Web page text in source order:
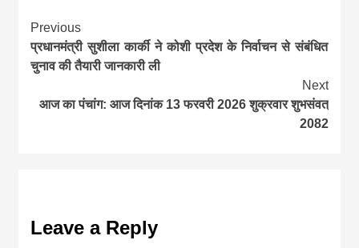
Continue
Reading
Previous
प्रधानमंत्री सुशीला कार्की ने कोशी प्रदेश के निर्वाचन से संबंधित
चुनाव की तैयारी जानकारी ली
Next
आज का पंचांग: आज दिनांक 13 फरवरी 2026 शुक्रवार शुभसंवत्
2082
Leave a Reply